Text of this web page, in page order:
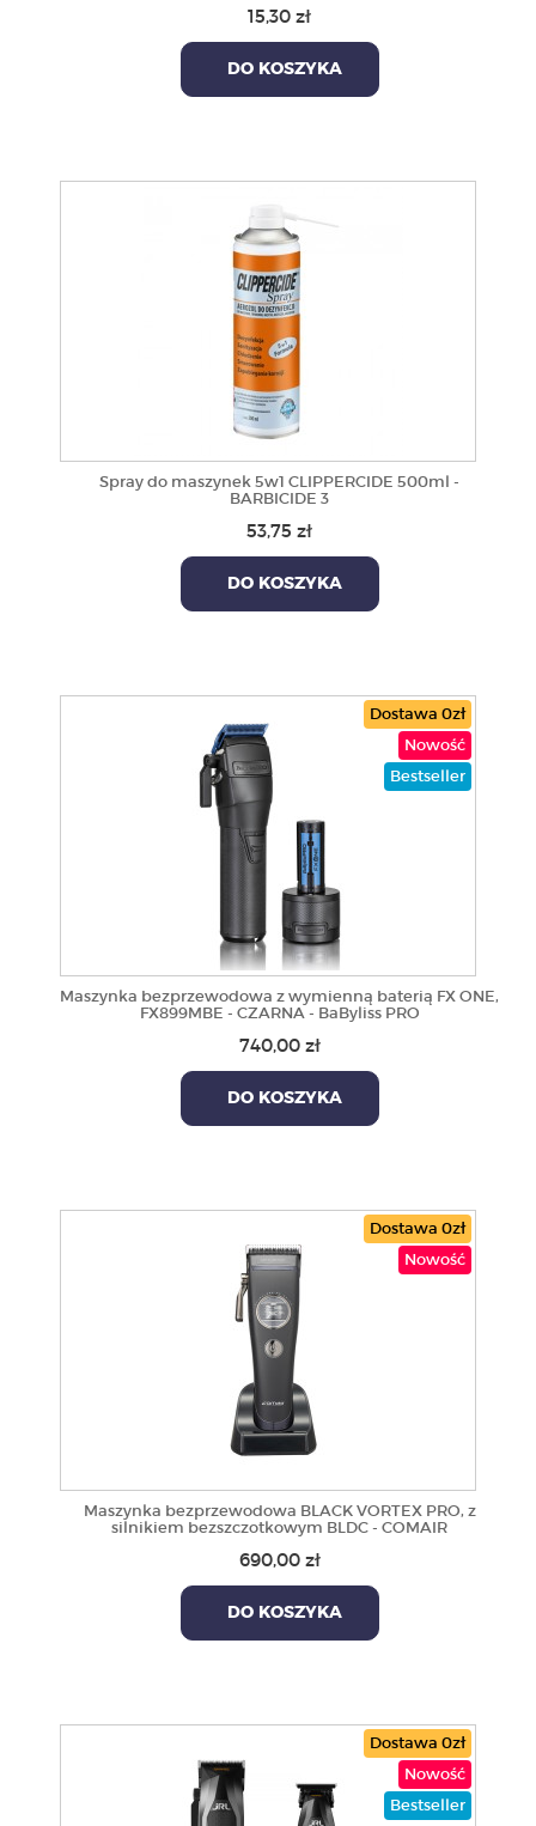
15,30 zł
DO KOSZYKA
Spray do maszynek 5w1 CLIPPERCIDE 500ml -
BARBICIDE 3
53,75 zł
DO KOSZYKA
Dostawa 0zł
Nowość
Bestseller
Maszynka bezprzewodowa z wymienną baterią FX ONE,
FX899MBE - CZARNA - BaByliss PRO
740,00 zł
DO KOSZYKA
Dostawa 0zł
Nowość
Maszynka bezprzewodowa BLACK VORTEX PRO, z
silnikiem bezszczotkowym BLDC - COMAIR
690,00 zł
DO KOSZYKA
Dostawa 0zł
Nowość
Bestseller